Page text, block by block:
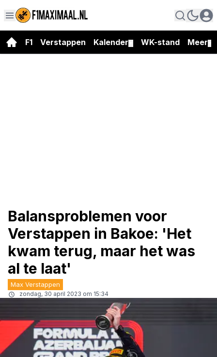
F1 Verstappen Kalender WK-stand Meer
Balansproblemen voor
Verstappen in Bakoe: 'Het
kwam terug, maar het was
al te laat'
Max Verstappen
zondag, 30 april 2023 om 15:34